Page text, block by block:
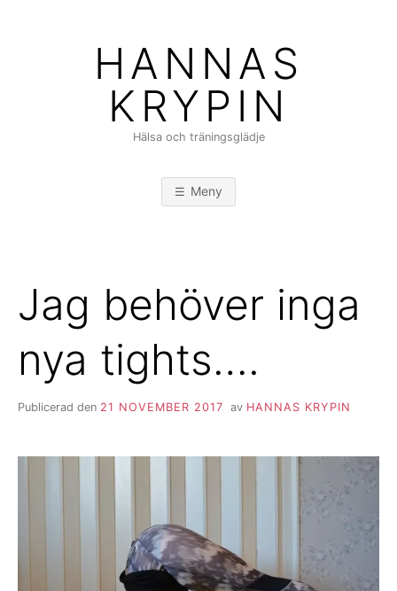
HANNAS
KRYPIN
Hälsa och träningsglädje
Meny
Jag behöver inga
nya tights….
Publicerad den 21 NOVEMBER 2017 av HANNAS KRYPIN